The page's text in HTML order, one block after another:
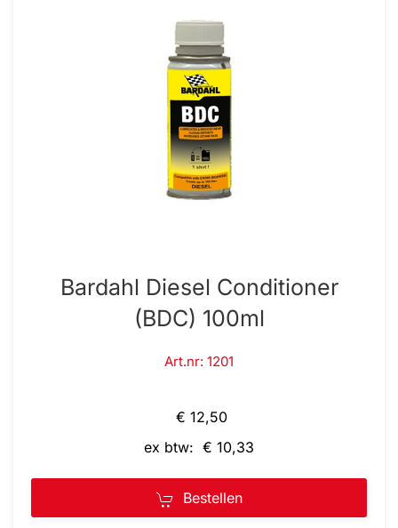
Bardahl Diesel Conditioner
(BDC) 100ml
Art.nr: 1201
€ 12,50
ex btw: € 10,33
Bestellen